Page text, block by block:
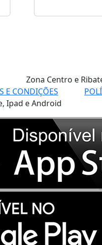
Zona Centro e
E CONDIÇÕES
Ipad e Android